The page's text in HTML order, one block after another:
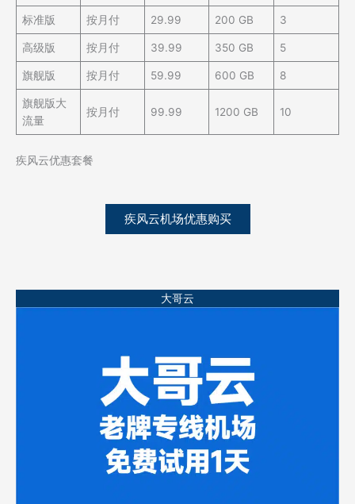
标准版 按月付 29.99 200 GB 3
高级版 按月付 39.99 350 GB 5
旗舰版 按月付 59.99 600 GB 8
旗舰版大
流量
按月付 99.99 1200 GB 10
疾风云优惠套餐
疾风云机场优惠购买
大哥云